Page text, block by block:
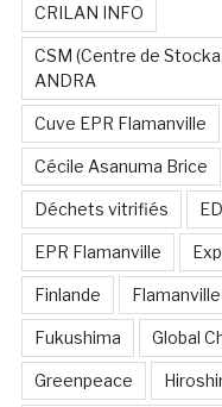
CRILAN INFO
CSM (Centre de
ANDRA
Cuve EPR Flamanville
Cécile Asanuma Brice
Déchets vitrifiés
EPR Flamanville
Finlande Flamanville
Fukushima Global
Greenpeace